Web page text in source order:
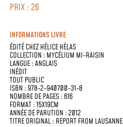
PRIX : 26
INFORMATIONS LIVRE
ÉDITÉ CHEZHÉLICE HÉLAS
COLLECTION : MYCÉLIUM MI-RAISIN
LANGUE :ANGLAIS
INÉDIT
TOUT PUBLIC
ISBN : 978-2-940700-31-8
NOMBRE DE PAGES : 616
FORMAT : 15X19CM
ANNÉE DE PARUTION : 2012
TITRE ORIGINAL : REPORT FROM LAUSANNE